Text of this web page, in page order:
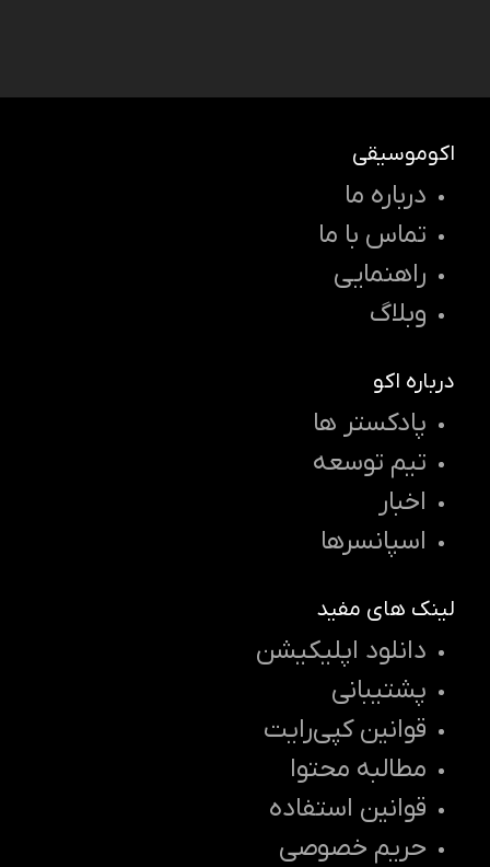
اکوموسیقی
درباره ما
تماس با ما
راهنمایی
وبلاگ
درباره اکو
پادکستر ها
تیم توسعه
اخبار
اسپانسرها
لینک های مفید
دانلود اپلیکیشن
پشتیبانی
قوانین کپی‌رایت
مطالبه محتوا
قوانین استفاده
حریم خصوصی